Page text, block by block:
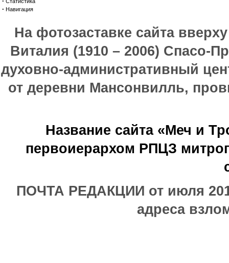
· Навигация
На фотозаставке сайта
Виталия (1910 – 2006) Спасо-
духовно-административный
от деревни Мансонвилль,
Название сайта «Меч и
первоиерархом РПЦЗ
ПОЧТА РЕДАКЦИИ от июля
адреса